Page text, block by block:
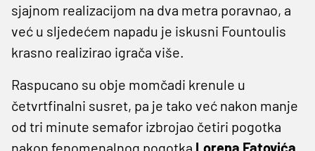
sjajnom realizacijom na dva metra poravnao, a
već u sljedećem napadu je iskusni Fountoulis
krasno realizirao igrača više.
Raspucano su obje momčadi krenule u
četvrtfinalni susret, pa je tako već nakon manje
od tri minute semafor izbrojao četiri pogotka
nakon fenomenalnog pogotka Lorena Fatovića